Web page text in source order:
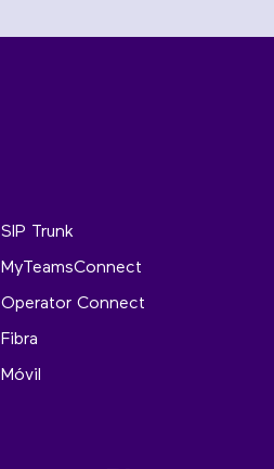
SIP Trunk
MyTeamsConnect
Operator Connect
Fibra
Móvil